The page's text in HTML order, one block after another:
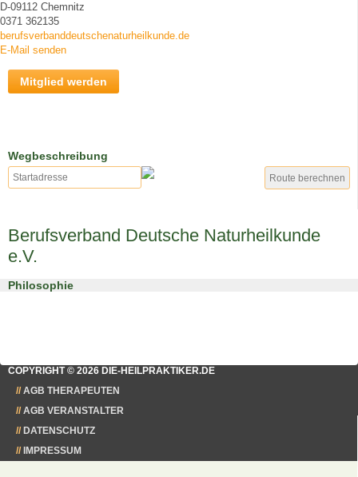
D-09112 Chemnitz
0371 362135
berufsverbanddeutschenaturheilkunde.de
E-Mail senden
Mitglied werden
Wegbeschreibung
Berufsverband Deutsche Naturheilkunde
e.V.
Philosophie
COPYRIGHT © 2026 DIE-HEILPRAKTIKER.DE
AGB THERAPEUTEN
AGB VERANSTALTER
DATENSCHUTZ
IMPRESSUM